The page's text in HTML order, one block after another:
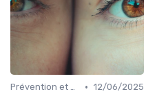
Prévention et Gestion des Blessures • 12/06/2025